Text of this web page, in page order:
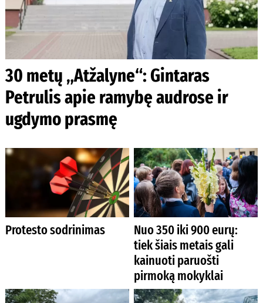
30 metų „Atžalyne“: Gintaras
Petrulis apie ramybę audrose ir
ugdymo prasmę
Protesto sodrinimas
Nuo 350 iki 900 eurų:
tiek šiais metais gali
kainuoti paruošti
pirmoką mokyklai